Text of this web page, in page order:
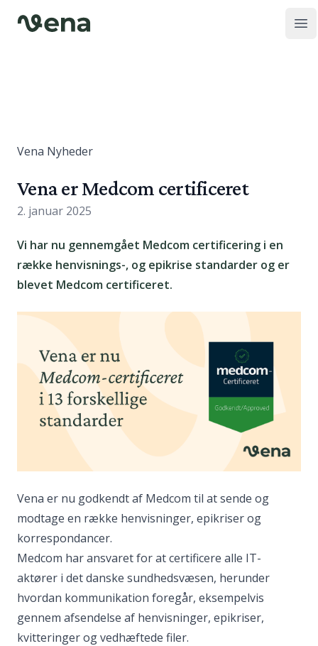
Vena Nyheder
Vena er Medcom certificeret
2. januar 2025
Vi har nu gennemgået Medcom certificering i en
række henvisnings-, og epikrise standarder og er
blevet Medcom certificeret.
Vena er nu godkendt af Medcom til at sende og
modtage en række henvisninger, epikriser og
korrespondancer.
Medcom har ansvaret for at certificere alle IT-
aktører i det danske sundhedsvæsen, herunder
hvordan kommunikation foregår, eksempelvis
gennem afsendelse af henvisninger, epikriser,
kvitteringer og vedhæftede filer.